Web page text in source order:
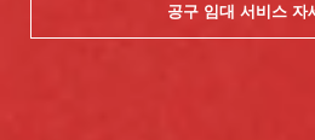
공구 임대 서비스 자